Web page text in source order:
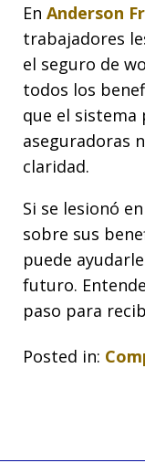
En Anderson
trabajadores
el seguro de
todos los
que el sistema
aseguradoras
claridad.
Si se lesionó
sobre sus
puede
futuro.
paso para
Posted in: